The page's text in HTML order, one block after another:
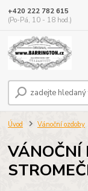
+420 222 782 615
(Po-Pá, 10 - 18 hod.)
Úvod Vánoční ozdoby
VÁNOČNÍ